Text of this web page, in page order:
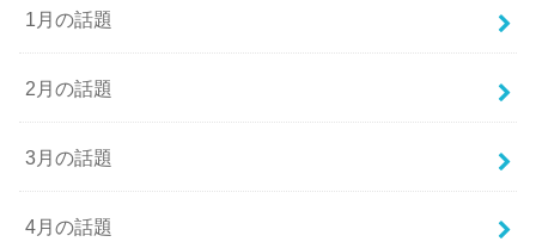
1月の話題
2月の話題
3月の話題
4月の話題